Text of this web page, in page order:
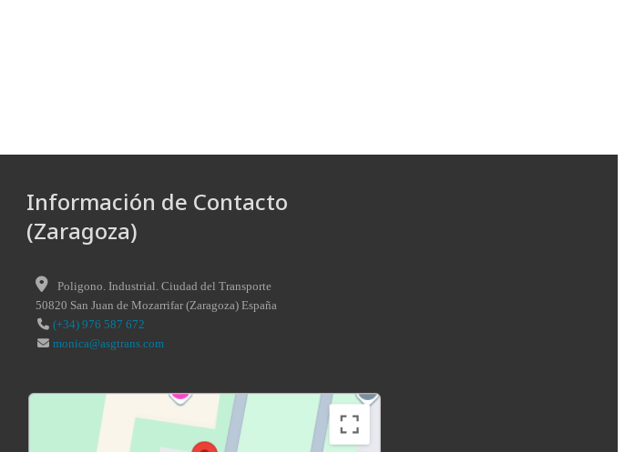
Información de Contacto
(Zaragoza)
Poligono. Industrial. Ciudad del Transporte
50820 San Juan de Mozarrifar(Zaragoza) España
(+34) 976 587 672
monica@asgtrans.com